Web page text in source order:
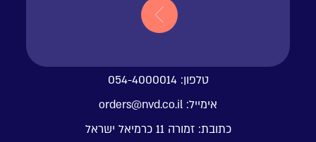
טלפון: 054-4000014
אימייל: orders@nvd.co.il
כתובת: זמורה 11 כרמיאל ישראל